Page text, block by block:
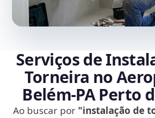
Serviços de
Torneira no
Belém‑PA Perto
Ao buscar por "instalação de